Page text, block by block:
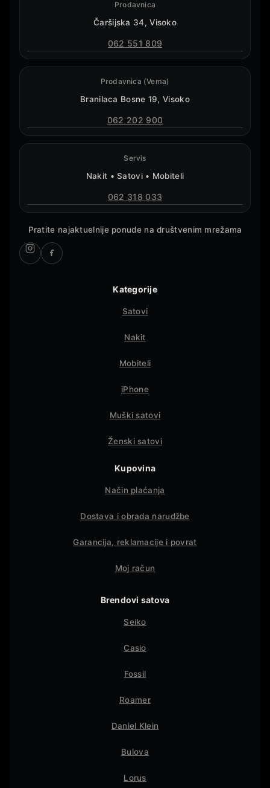
Prodavnica
Čaršijska 34, Visoko
062 551 809
Prodavnica (Vema)
Branilaca Bosne 19, Visoko
062 202 900
Servis
Nakit • Satovi • Mobiteli
062 318 033
Pratite najaktuelnije ponude na društvenim mrežama
Kategorije
Satovi
Nakit
Mobiteli
iPhone
Muški satovi
Ženski satovi
Kupovina
Način plaćanja
Dostava i obrada narudžbe
Garancija, reklamacije i povrat
Moj račun
Brendovi satova
Seiko
Casio
Fossil
Roamer
Daniel Klein
Bulova
Lorus